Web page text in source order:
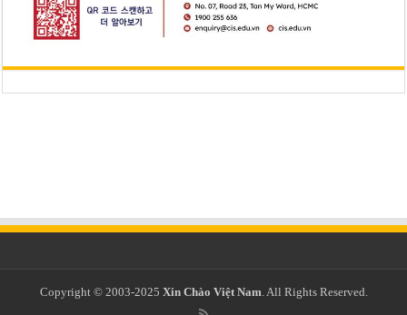
Copyright © 2003-2025 Xin Chào Việt Nam. All Rights Reserved.